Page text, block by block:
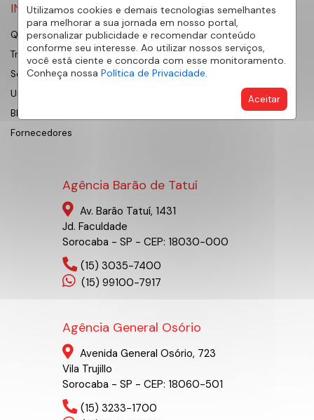
Utilizamos cookies e demais tecnologias semelhantes
para melhorar a sua jornada em nosso portal,
personalizar publicidade e recomendar conteúdo
conforme seu interesse. Ao utilizar nossos serviços,
você está ciente e concorda com esse monitoramento.
Conheça nossa Política de Privacidade.
Aceitar
INSTITUCIONAL
Quem Somos
Trabalhe Conosco
Sobre Sorocaba
Universidade AE
Blog
Fornecedores
Agência Barão de Tatuí
Av. Barão Tatuí, 1431
Jd. Faculdade
Sorocaba - SP - CEP: 18030-000
(15) 3035-7400
(15) 99100-7917
Agência General Osório
Avenida General Osório, 723
Vila Trujillo
Sorocaba - SP - CEP: 18060-501
(15) 3233-1700